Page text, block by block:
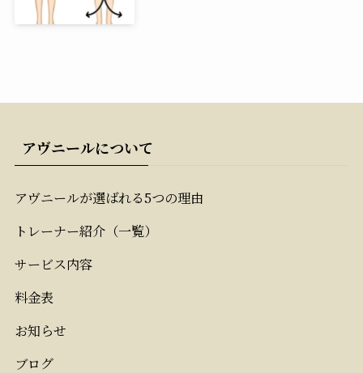
アヴニールについて
アヴニールが選ばれる5つの理由
トレーナー紹介（一覧）
サービス内容
料金表
お知らせ
ブログ